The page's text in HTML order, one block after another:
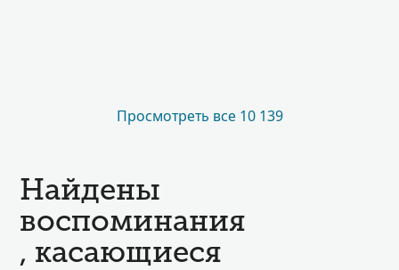
Просмотреть все 10 139
Найдены
воспоминания
, касающиеся